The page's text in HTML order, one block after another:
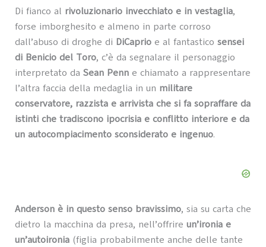
Di fianco al rivoluzionario invecchiato e in vestaglia,
forse imborghesito e almeno in parte corroso
dall’abuso di droghe di DiCaprioe al fantastico sensei
di Benicio del Toro, c’è da segnalare il personaggio
interpretato da Sean Penne chiamato a rappresentare
l’altra faccia della medaglia in un militare
conservatore, razzista e arrivista che si fa sopraffare da
istinti che tradiscono ipocrisia e conflitto interiore e da
un autocompiacimento sconsiderato e ingenuo.
Anderson è in questo senso bravissimo, sia su carta che
dietro la macchina da presa, nell’offrire un’ironia e
un’autoironia(figlia probabilmente anche delle tante